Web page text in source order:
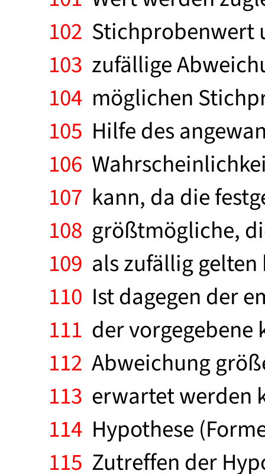
102 Stichprobenwert
103 zufällige
104 möglichen
105 Hilfe des
106
107 kann, da die
108 größtmögliche,
109 als zufällig
110 Ist dagegen der
111 der vorgegebene
112 Abweichung
113 erwartet werden
114 Hypothese
115 Zutreffen der